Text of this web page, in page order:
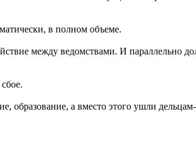
в полном объеме.
между ведомствами. И параллельно
образование, а вместо этого ушли